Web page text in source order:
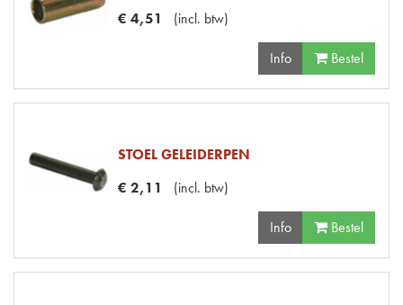
€ 4,51 (incl. btw)
Info Bestel
STOEL GELEIDERPEN
€ 2,11 (incl. btw)
Info Bestel